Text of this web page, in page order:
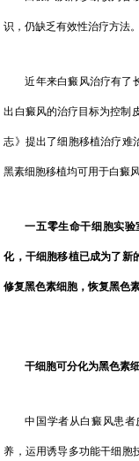
识，仍缺乏有效性治疗方法。
近年来白癜风治疗有了
出白癜风的治疗目标为控制
志》提出了细胞移植治疗难
黑素细胞移植均可用于白癜风
一五零生命干细胞实
化，干细胞移植已成为了新
修复黑色素细胞，恢复黑色
干细胞可分化为黑色素
中国学者从白癜风患
养，运用诱导多功能干细胞